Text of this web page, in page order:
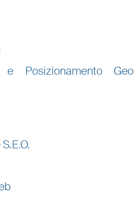
Posizionamento Geo